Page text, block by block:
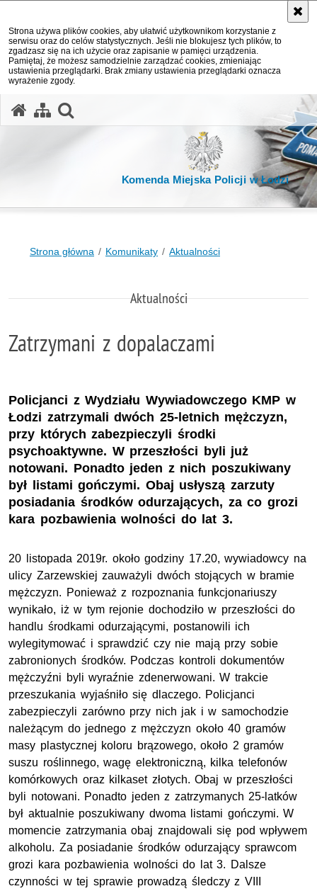
Strona używa plików cookies, aby ułatwić użytkownikom korzystanie z
serwisu oraz do celów statystycznych. Jeśli nie blokujesz tych plików, to
zgadzasz się na ich użycie oraz zapisanie w pamięci urządzenia.
Pamiętaj, że możesz samodzielnie zarządzać cookies, zmieniając
ustawienia przeglądarki. Brak zmiany ustawienia przeglądarki oznacza
wyrażenie zgody.
Komenda Miejska Policji w Łodzi
Strona główna Komunikaty Aktualności
Aktualności
Zatrzymani z dopalaczami
Policjanci z Wydziału Wywiadowczego KMP w
Łodzi zatrzymali dwóch 25-letnich mężczyzn,
przy których zabezpieczyli środki
psychoaktywne. W przeszłości byli już
notowani. Ponadto jeden z nich poszukiwany
był listami gończymi. Obaj usłyszą zarzuty
posiadania środków odurzających, za co grozi
kara pozbawienia wolności do lat 3.
20 listopada 2019r. około godziny 17.20, wywiadowcy na
ulicy Zarzewskiej zauważyli dwóch stojących w bramie
mężczyzn. Ponieważ z rozpoznania funkcjonariuszy
wynikało, iż w tym rejonie dochodziło w przeszłości do
handlu środkami odurzającymi, postanowili ich
wylegitymować i sprawdzić czy nie mają przy sobie
zabronionych środków. Podczas kontroli dokumentów
mężczyźni byli wyraźnie zdenerwowani. W trakcie
przeszukania wyjaśniło się dlaczego. Policjanci
zabezpieczyli zarówno przy nich jak i w samochodzie
należącym do jednego z mężczyzn około 40 gramów
masy plastycznej koloru brązowego, około 2 gramów
suszu roślinnego, wagę elektroniczną, kilka telefonów
komórkowych oraz kilkaset złotych. Obaj w przeszłości
byli notowani. Ponadto jeden z zatrzymanych 25-latków
był aktualnie poszukiwany dwoma listami gończymi. W
momencie zatrzymania obaj znajdowali się pod wpływem
alkoholu. Za posiadanie środków odurzający sprawcom
grozi kara pozbawienia wolności do lat 3. Dalsze
czynności w tej sprawie prowadzą śledczy z VIII